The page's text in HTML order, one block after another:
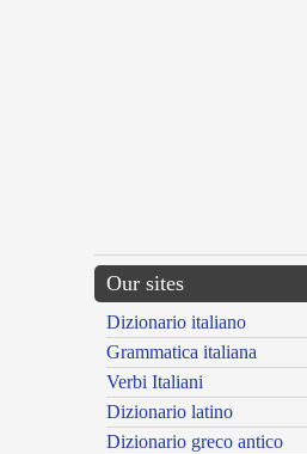
Our sites
Dizionario italiano
Grammatica italiana
Verbi Italiani
Dizionario latino
Dizionario greco antico